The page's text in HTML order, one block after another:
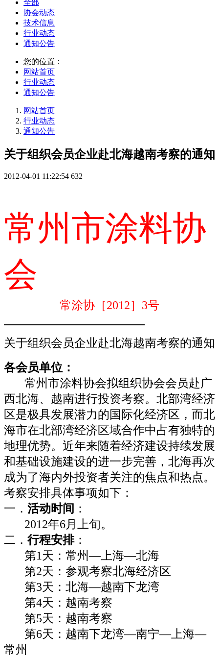
全部
协会动态
技术信息
行业动态
通知公告
您的位置：
网站首页
行业动态
通知公告
网站首页
行业动态
通知公告
关于组织会员企业赴北海越南考察的通知
2012-04-01 11:22:54 632
常州市涂料协
会
常涂协［2012］ 3号
关于组织会员企业赴北海越南考察的通知
各会员单位：
常州市涂料协会拟组织协会会员赴广
西北海、越南进行投资考察。北部湾经济
区是极具发展潜力的国际化经济区，而北
海市在北部湾经济区域合作中占有独特的
地理优势。近年来随着经济建设持续发展
和基础设施建设的进一步完善，北海再次
成为了海内外投资者关注的焦点和热点。
考察安排具体事项如下：
一． 活动时间 ：
2012年6月上旬。
二． 行程安排：
第1天：常州—上海—北海
第2天：参观考察北海经济区
第3天：北海—越南下龙湾
第4天：越南考察
第5天：越南考察
第6天：越南下龙湾—南宁—上海—
常州